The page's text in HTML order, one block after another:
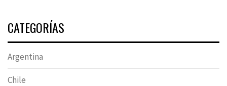
CATEGORÍAS
Argentina
Chile